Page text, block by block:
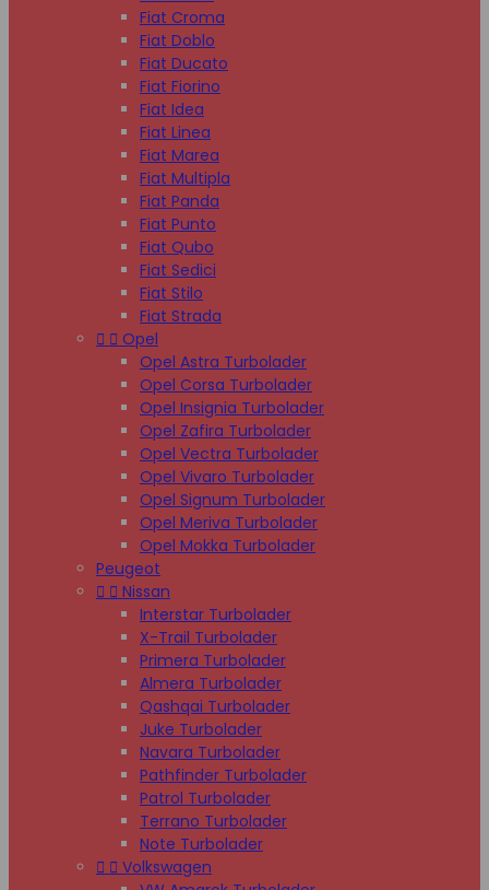
Fiat Croma
Fiat Doblo
Fiat Ducato
Fiat Fiorino
Fiat Idea
Fiat Linea
Fiat Marea
Fiat Multipla
Fiat Panda
Fiat Punto
Fiat Qubo
Fiat Sedici
Fiat Stilo
Fiat Strada
  Opel
Opel Astra Turbolader
Opel Corsa Turbolader
Opel Insignia Turbolader
Opel Zafira Turbolader
Opel Vectra Turbolader
Opel Vivaro Turbolader
Opel Signum Turbolader
Opel Meriva Turbolader
Opel Mokka Turbolader
Peugeot
  Nissan
Interstar Turbolader
X-Trail Turbolader
Primera Turbolader
Almera Turbolader
Qashqai Turbolader
Juke Turbolader
Navara Turbolader
Pathfinder Turbolader
Patrol Turbolader
Terrano Turbolader
Note Turbolader
  Volkswagen